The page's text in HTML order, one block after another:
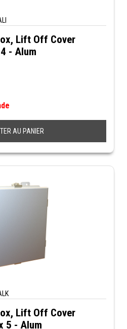
Lift Off Cover
- Alum
AU PANIER
Lift Off Cover
5 - Alum